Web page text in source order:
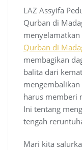
LAZ Assyifa
Qurban di
menyelamatkan
Qurban di
membagikan
balita dari
harus memberi
Ini tentang
tengah
Mari kita